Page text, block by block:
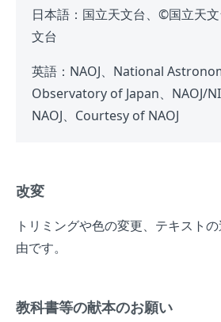
日本語：国立天文台、©国立天
文台
英語：NAOJ、National
Observatory of Japan、NAOJ/
NAOJ、Courtesy of NAOJ
改変
トリミングや色の変更、テキスト
由です。
教科書等の献本のお願い